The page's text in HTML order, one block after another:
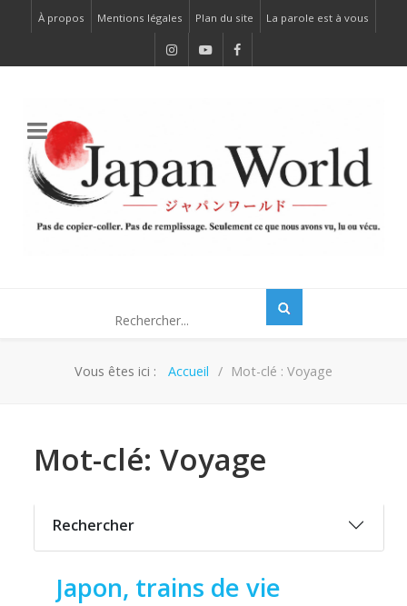
À propos Mentions légales Plan du site La parole est à vous
Vous êtes ici : Accueil Mot-clé : Voyage
Mot-clé: Voyage
Rechercher
Japon, trains de vie